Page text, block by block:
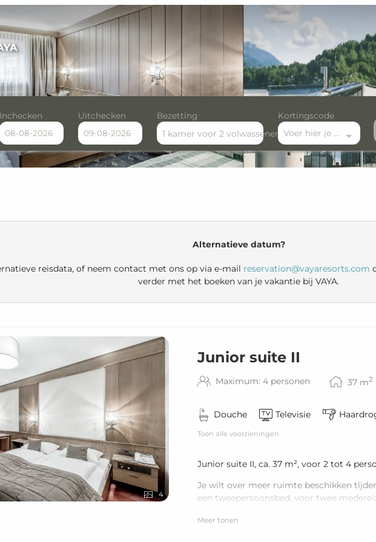
Inchecken Uitchecken Bezetting
1 kamer voor 2 volwassenen
Kortingscode
Voer hier je kortingscode in
Alternatieve datum?
reisdata, of neem contact met ons op via e-mail reservation@vayaresorts.com
verder met het boeken van je vakantie bij VAYA.
4
Junior suite II
Maximum: 4 personen 37 m2
Douche Televisie
Toon alle voorzieningen
Junior suite II, ca. 37 m², voor 2 tot 4
Je wilt over meer ruimte beschikken
een tweepersoonsbed, voor twee
Uitrusting: flatscreen tv, telefoon, minibar
Meer tonen